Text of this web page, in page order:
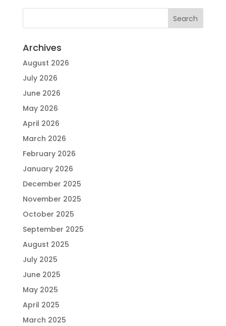
Archives
August 2026
July 2026
June 2026
May 2026
April 2026
March 2026
February 2026
January 2026
December 2025
November 2025
October 2025
September 2025
August 2025
July 2025
June 2025
May 2025
April 2025
March 2025